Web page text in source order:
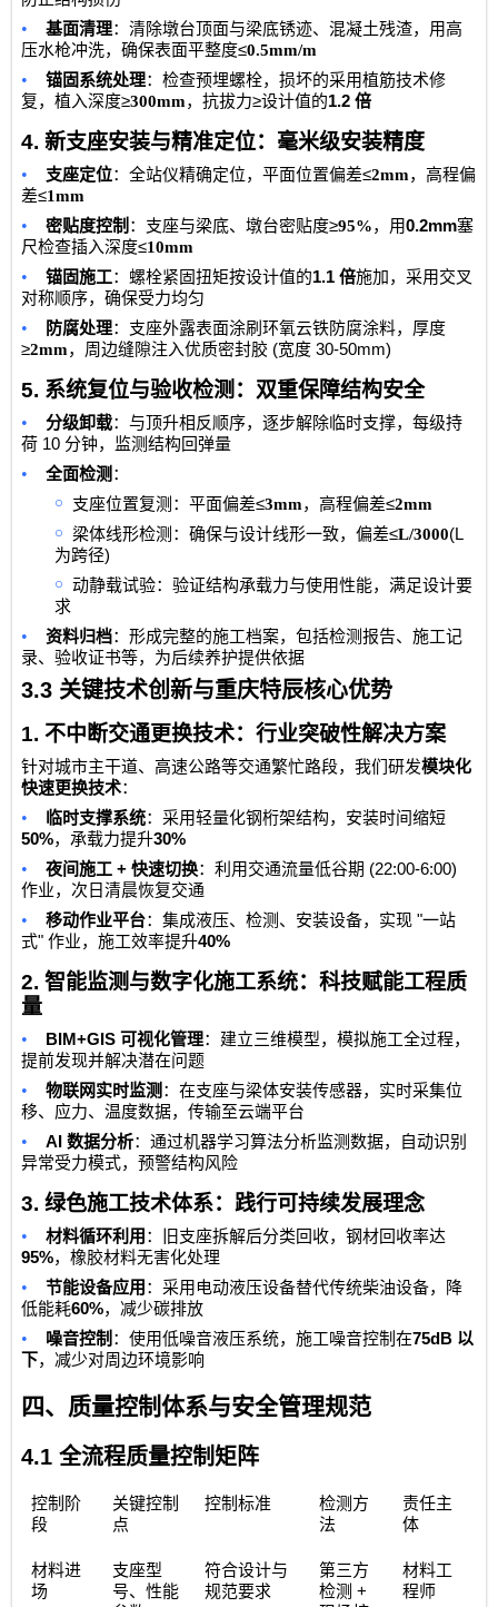
• 基面清理：清除墩台顶面与梁底锈迹、混凝土残渣，用高
压水枪冲洗，确保表面平整度≤0.5mm/m
• 锚固系统处理：检查预埋螺栓，损坏的采用植筋技术修
复，植入深度≥300mm，抗拔力≥设计值的1.2倍
4.新支座安装与精准定位：毫米级安装精度
• 支座定位：全站仪精确定位，平面位置偏差≤2mm，高程偏
差≤1mm
• 密贴度控制 ：支座与梁底、墩台密贴度≥95%，用0.2mm塞
尺检查插入深度≤10mm
• 锚固施工：螺栓紧固扭矩按设计值的1.1倍施加，采用交叉
对称顺序，确保受力均匀
• 防腐处理：支座外露表面涂刷环氧云铁防腐涂料，厚度
≥2mm，周边缝隙注入优质密封胶 (宽度 30-50mm)
5. 系统复位与验收检测：双重保障结构安全
• 分级卸载：与顶升相反顺序，逐步解除临时支撑，每级持
荷 10分钟，监测结构回弹量
• 全面检测 ：
￮ 支座位置复测：平面偏差≤3mm，高程偏差≤2mm
￮ 梁体线形检测：确保与设计线形一致，偏差≤L/3000(L
为跨径)
￮ 动静载试验：验证结构承载力与使用性能，满足设计要
求
• 资料归档：形成完整的施工档案，包括检测报告、施工记
录、验收证书等，为后续养护提供依据
3.3关键技术创新与重庆特辰核心优势
1.不中断交通更换技术：行业突破性解决方案
针对城市主干道、高速公路等交通繁忙路段，我们研发模块化
快速更换技术：
• 临时支撑系统：采用轻量化钢桁架结构，安装时间缩短
50%，承载力提升30%
•
夜间施工 +快速切换：利用交通流量低谷期 (22:00-6:00)
作业，次日清晨恢复交通
• 移动作业平台：集成液压、检测、安装设备，实现 "一站
式"作业，施工效率提升40%
2.智能监测与数字化施工系统：科技赋能工程质
量
• BIM+GIS可视化管理：建立三维模型，模拟施工全过程，
提前发现并解决潜在问题
• 物联网实时监测 ：在支座与梁体安装传感器，实时采集位
移、应力、温度数据，传输至云端平台
• AI数据分析：通过机器学习算法分析监测数据，自动识别
异常受力模式，预警结构风险
3.绿色施工技术体系：践行可持续发展理念
• 材料循环利用 ：旧支座拆解后分类回收，钢材回收率达
95%，橡胶材料无害化处理
• 节能设备应用 ：采用电动液压设备替代传统柴油设备，降
低能耗60%，减少碳排放
• 噪音控制 ：使用低噪音液压系统，施工噪音控制在75dB 以
下，减少对周边环境影响
四、质量控制体系与安全管理规范
4.1全流程质量控制矩阵
控制阶
段
关键控制
点
控制标准
检测方
法
责任主
体
材料进
场
支座型
号、性能
符合设计与
规范要求
第三方
检测 +
材料工
程师